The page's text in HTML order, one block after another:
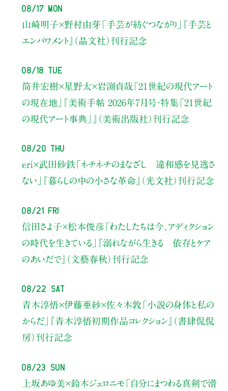
08/17 Mon
山崎明子×野村由芽 「手芸が紡ぐつながり」
『手芸と
エンパワメント』（晶文社）刊行記念
08/18 Tue
筒井宏樹×星野太×岩渕貞哉 「21世紀の現代アート
の現在地」
『美術手帖 2026年7月号・特集「21世紀
の現代アート事典」』（美術出版社）刊行記念
08/20 Thu
eri×武田砂鉄「ネチネチのまなざし 違和感を見逃さ
ない」
『暮らしの中の小さな革命』（光文社）刊行記念
08/21 Fri
信田さよ子×松本俊彦 「わたしたちは今、アディクション
の時代を生きている」
『溺れながら生きる 依存とケア
のあいだで』（文藝春秋）刊行記念
08/22 Sat
青木淳悟×伊藤亜紗×佐々木敦 「小説の身体と私の
からだ」
『青木淳悟初期作品コレクション』（書肆侃侃
房）刊行記念
08/23 Sun
上坂あゆ美×鈴木ジェロニモ 「自分にまつわる真剣で滑